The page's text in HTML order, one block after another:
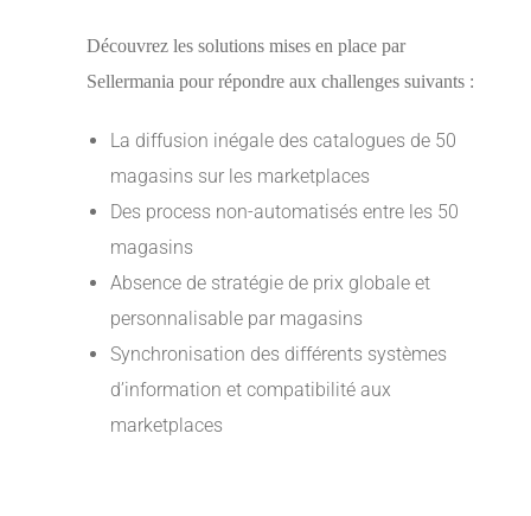
Découvrez les solutions mises en place par
Sellermania pour répondre aux challenges suivants :
La diffusion inégale des catalogues de 50
magasins sur les marketplaces
Des process non-automatisés entre les 50
magasins
Absence de stratégie de prix globale et
personnalisable par magasins
Synchronisation des différents systèmes
d’information et compatibilité aux
marketplaces